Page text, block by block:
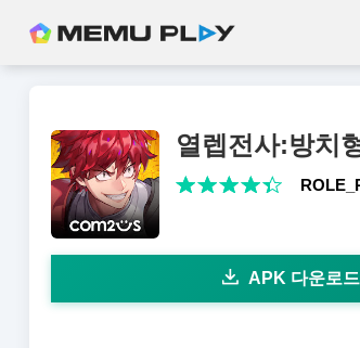
열렙전사:방치
APK 다운로드